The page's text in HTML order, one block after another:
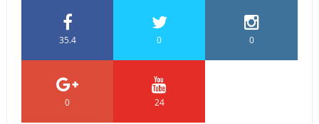
35.4 0 0
0 24